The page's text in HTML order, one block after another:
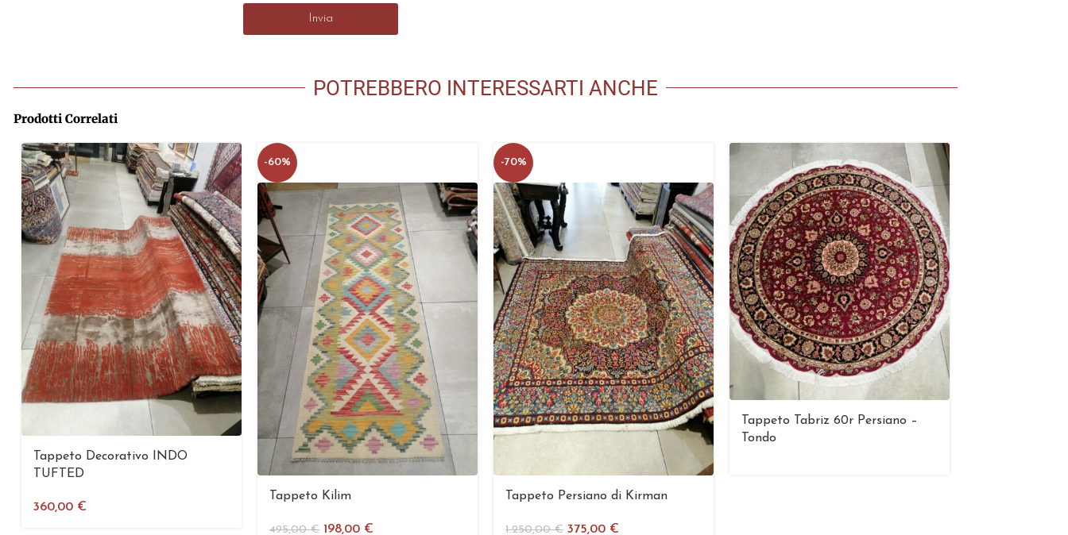
Invia
POTREBBERO INTERESSARTI ANCHE
Prodotti Correlati
Tappeto Decorativo INDO
TUFTED
360,00 €
-60%
Tappeto Kilim
495,00€ 198,00 €
-70%
Tappeto Persiano di Kirman
1.250,00€ 375,00 €
Tappeto Tabriz 60r Persiano –
Tondo